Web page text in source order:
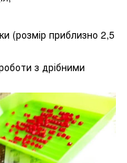
(розмір приблизно 2,5
з дрібними